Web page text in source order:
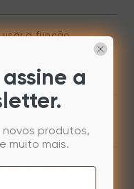
a função
no office 2019 de
Tableta de XPPen
GIMP 2.10.6?
a
novos produtos,
muito mais.